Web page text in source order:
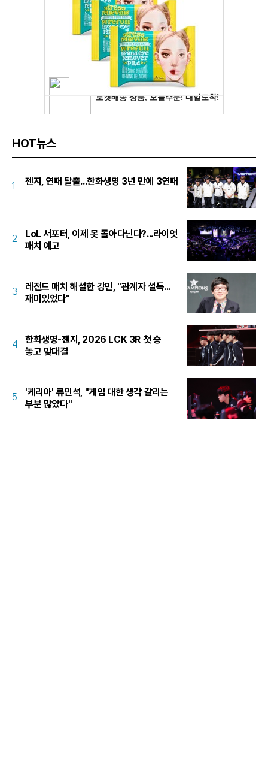
HOT뉴스
1 젠지, 연패 탈출...한화생명 3년 만에 3연패
2
LoL 서포터, 이제 못 돌아다닌다?...라이엇
패치 예고
3
레전드 매치 해설한 강민, "관계자 설득...
재미있었다"
4
한화생명-젠지, 2026 LCK 3R 첫 승
놓고 맞대결
5
'케리아' 류민석, "게임 대한 생각 갈리는
부분 많았다"